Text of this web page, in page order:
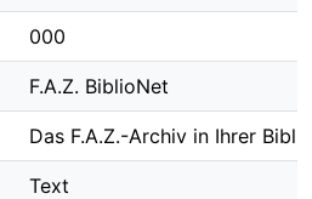
000
F.A.Z. BiblioNet
Das F.A.Z.-Archiv in Ihrer
Text